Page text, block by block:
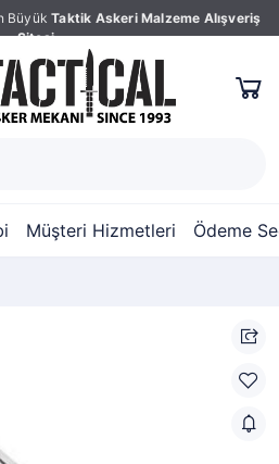
Büyük Taktik Askeri Malzeme Alışveriş
Sitesi
Müşteri Hizmetleri Ödeme